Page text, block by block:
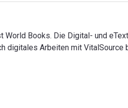
Books. Die Digital- und
digitales Arbeiten mit VitalSource